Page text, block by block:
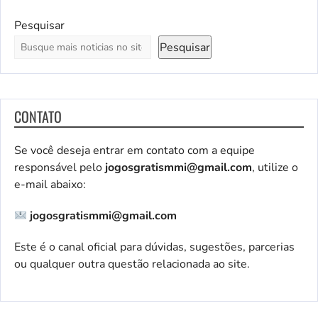
Pesquisar
Pesquisar
CONTATO
Se você deseja entrar em contato com a equipe
responsável pelo jogosgratismmi@gmail.com, utilize o
e-mail abaixo:
jogosgratismmi@gmail.com
Este é o canal oficial para dúvidas, sugestões, parcerias
ou qualquer outra questão relacionada ao site.